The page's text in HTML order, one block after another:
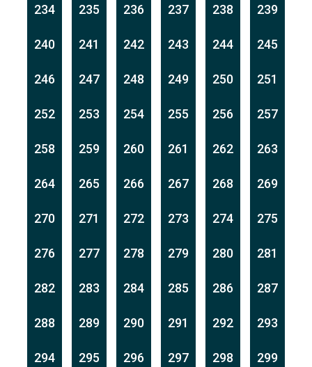
234 235 236 237 238 239
240 241 242 243 244 245
246 247 248 249 250 251
252 253 254 255 256 257
258 259 260 261 262 263
264 265 266 267 268 269
270 271 272 273 274 275
276 277 278 279 280 281
282 283 284 285 286 287
288 289 290 291 292 293
294 295 296 297 298 299